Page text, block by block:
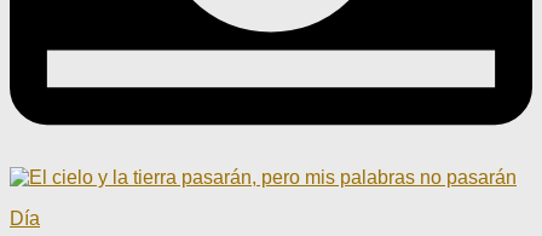
Día